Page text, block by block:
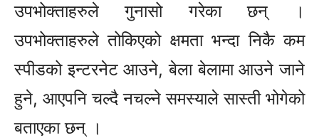
उपभोक्ताहरुले गुनासो गरेका छन् ।
उपभोक्ताहरुले तोकिएको क्षमता भन्दा निकै कम
स्पीडको इन्टरनेट आउने, बेला बेलामा आउने जाने
हुने, आएपनि चल्दै नचल्ने समस्याले सास्ती भोगेको
बताएका छन् ।